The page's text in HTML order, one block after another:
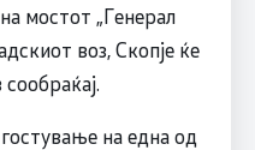
мостот „Генерал
воз, Скопје ќе
на една од